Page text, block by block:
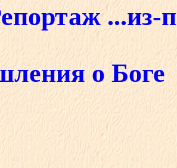
...из-
о Боге